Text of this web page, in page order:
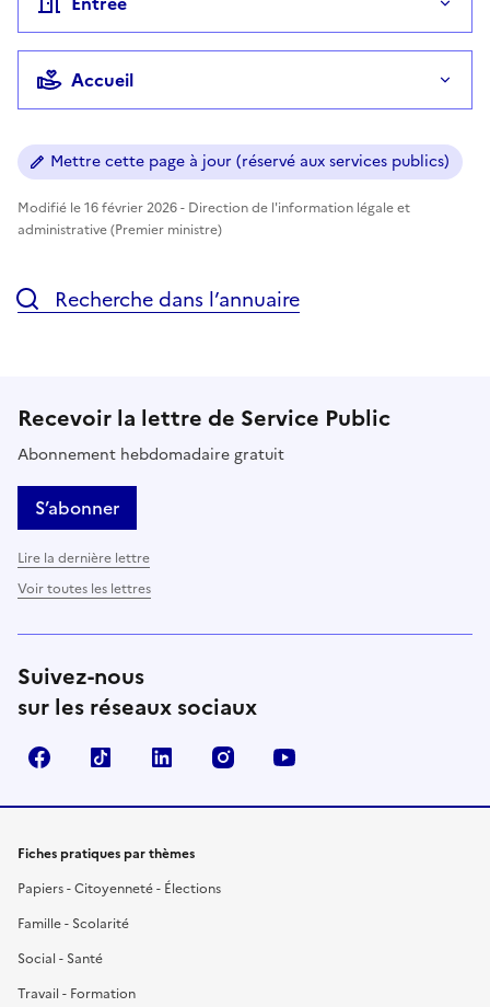
Accueil
Mettre cette page à jour (réservé aux services publics)
Modifié le 16 février 2026 - Direction de l'information légale et
administrative (Premier ministre)
Recherche dans l’annuaire
Recevoir la lettre de Service Public
Abonnement hebdomadaire gratuit
S’abonner
Lire la dernière lettre
Voir toutes les lettres
Suivez-nous
sur les réseaux sociaux
FacebookTikTok LinkedIn Instagram
Fiches pratiques par thèmes
Papiers - Citoyenneté - Élections
Famille - Scolarité
Social - Santé
Travail - Formation